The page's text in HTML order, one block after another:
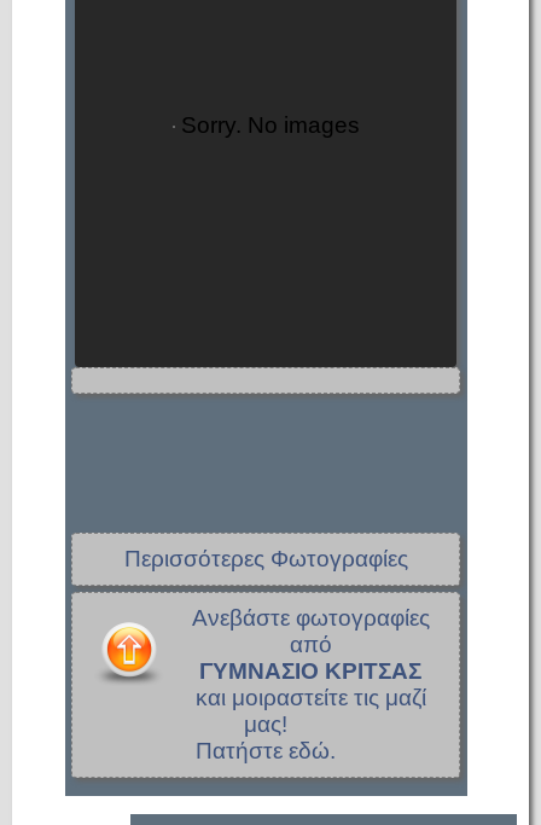
Sorry. No images
Περισσότερες Φωτογραφίες
Ανεβάστε φωτογραφίες
από
ΓΥΜΝΑΣΙΟ ΚΡΙΤΣΑΣ
και μοιραστείτε τις μαζί
μας!
Πατήστε εδώ.